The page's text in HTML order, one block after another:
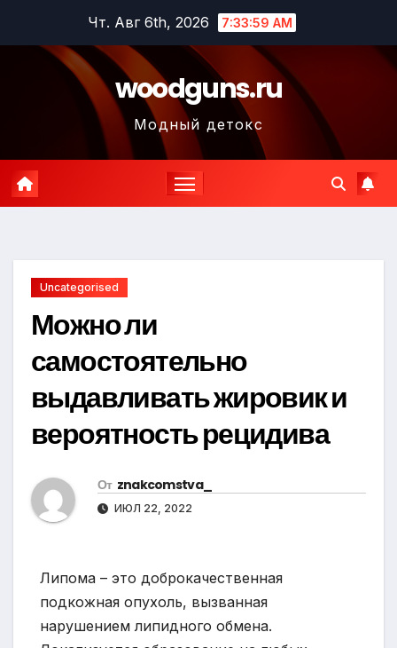
содержимому
Чт. Авг 6th, 2026 7:34:00 AM
woodguns.ru
Модный детокс
Uncategorised
Можно ли
самостоятельно
выдавливать жировик и
вероятность рецидива
От znakcomstva_
ИЮЛ 22, 2022
Липома – это доброкачественная
подкожная опухоль, вызванная
нарушением липидного обмена.